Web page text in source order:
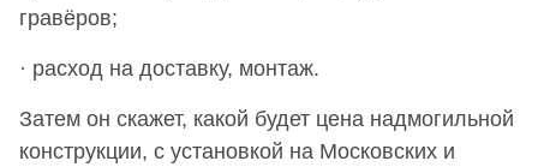
гравёров;
· расход на доставку, монтаж.
Затем он скажет, какой будет цена надмогильной
конструкции, с установкой на Московских и